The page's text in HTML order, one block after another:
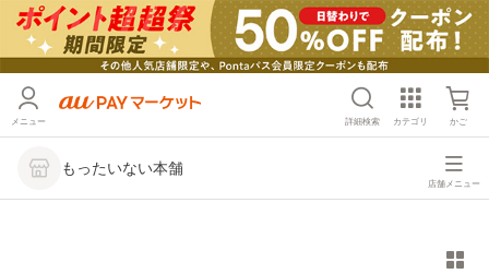
メニュー 詳細検索 カテゴリ かご
もったいない本舗
店舗メニュー